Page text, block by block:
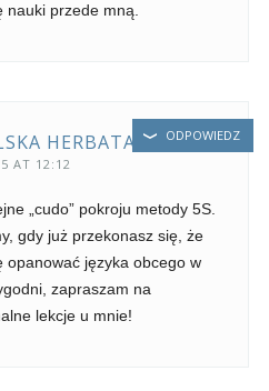
nauki przede mną.
HERBATA
AT 12:12
„cudo” pokroju metody 5S.
gdy już przekonasz się, że
opanować języka obcego w
zapraszam na
lekcje u mnie!
ODPOWIEDZ